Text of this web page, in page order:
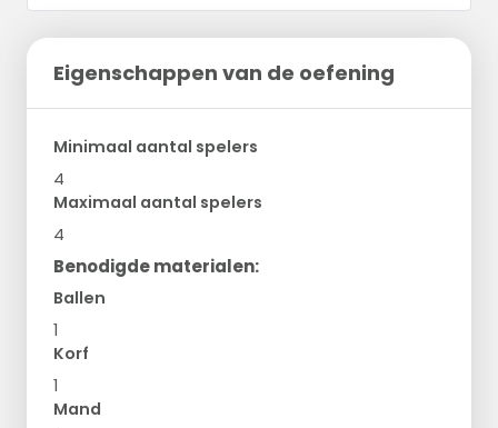
Eigenschappen van de oefening
Minimaal aantal spelers
4
Maximaal aantal spelers
4
Benodigde materialen:
Ballen
1
Korf
1
Mand